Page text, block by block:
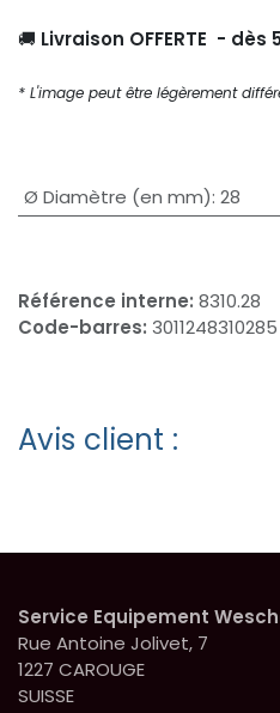
🚚 Livraison OFFERTE -
* L'image peut être légèrement
Ø Diamètre (en mm): 28
Référence interne: 8310.28
Code-barres: 3011248310285
Avis client :
Service Equipement
Rue Antoine Jolivet, 7
1227 CAROUGE
SUISSE